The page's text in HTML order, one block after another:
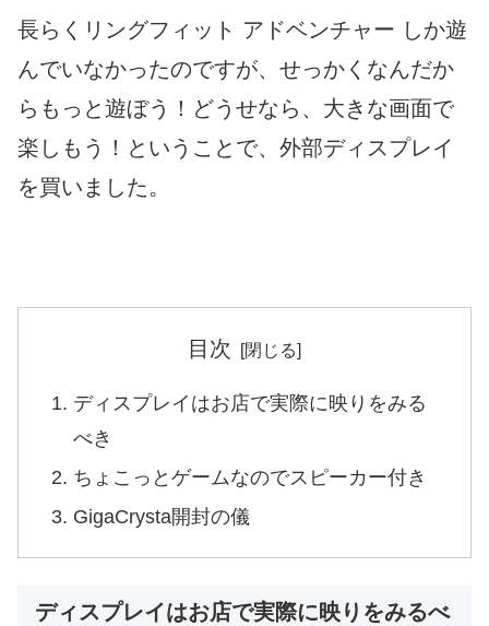
長らくリングフィット アドベンチャー しか遊
んでいなかったのですが、せっかくなんだか
らもっと遊ぼう！どうせなら、大きな画面で
楽しもう！ということで、外部ディスプレイ
を買いました。
目次
ディスプレイはお店で実際に映りをみる
べき
ちょこっとゲームなのでスピーカー付き
GigaCrysta開封の儀
ディスプレイはお店で実際に映りをみるべ